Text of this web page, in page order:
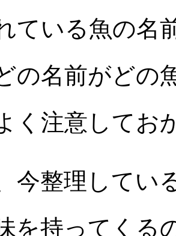
ている魚の名
の名前がどの
く注意してお
今整理してい
を持ってくる